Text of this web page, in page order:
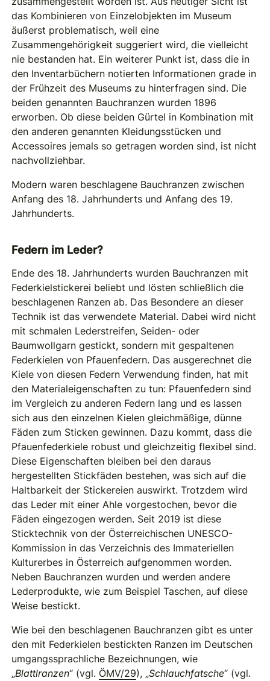
das Kombinieren von Einzelobjekten im Museum
äußerst problematisch, weil eine
Zusammengehörigkeit suggeriert wird, die vielleicht
nie bestanden hat. Ein weiterer Punkt ist, dass die in
den Inventarbüchern notierten Informationen grade in
der Frühzeit des Museums zu hinterfragen sind. Die
beiden genannten Bauchranzen wurden 1896
erworben. Ob diese beiden Gürtel in Kombination mit
den anderen genannten Kleidungsstücken und
Accessoires jemals so getragen worden sind, ist nicht
nachvollziehbar.
Modern waren beschlagene Bauchranzen zwischen
Anfang des 18. Jahrhunderts und Anfang des 19.
Jahrhunderts.
Federn im Leder?
Ende des 18. Jahrhunderts wurden Bauchranzen mit
Federkielstickerei beliebt und lösten schließlich die
beschlagenen Ranzen ab. Das Besondere an dieser
Technik ist das verwendete Material. Dabei wird nicht
mit schmalen Lederstreifen, Seiden- oder
Baumwollgarn gestickt, sondern mit gespaltenen
Federkielen von Pfauenfedern. Das ausgerechnet die
Kiele von diesen Federn Verwendung finden, hat mit
den Materialeigenschaften zu tun: Pfauenfedern sind
im Vergleich zu anderen Federn lang und es lassen
sich aus den einzelnen Kielen gleichmäßige, dünne
Fäden zum Sticken gewinnen. Dazu kommt, dass die
Pfauenfederkiele robust und gleichzeitig flexibel sind.
Diese Eigenschaften bleiben bei den daraus
hergestellten Stickfäden bestehen, was sich auf die
Haltbarkeit der Stickereien auswirkt. Trotzdem wird
das Leder mit einer Ahle vorgestochen, bevor die
Fäden eingezogen werden. Seit 2019 ist diese
Sticktechnik von der Österreichischen UNESCO-
Kommission in das Verzeichnis des Immateriellen
Kulturerbes in Österreich aufgenommen worden.
Neben Bauchranzen wurden und werden andere
Lederprodukte, wie zum Beispiel Taschen, auf diese
Weise bestickt.
Wie bei den beschlagenen Bauchranzen gibt es unter
den mit Federkielen bestickten Ranzen im Deutschen
umgangssprachliche Bezeichnungen, wie
„Blattlranzen“ (vgl. ÖMV/29), „Schlauchfatsche“ (vgl.